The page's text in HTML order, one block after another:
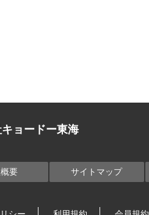
ョードー東海
要 サイトマップ